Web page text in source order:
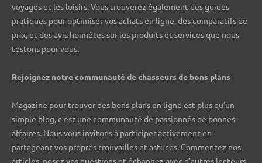
voyages et les loisirs. Vous trouverez également des guides
pratiques pour optimiser vos achats en ligne, des comparatifs de
prix, et des avis honnêtes sur les produits et services que nous
testons pour vous.
Rejoignez notre communauté de chasseurs de bons plans ️
Magazine pour trouver des bons plans en ligne est plus qu’un
simple blog, c’est une communauté de passionnés de bonnes
affaires. Nous vous invitons à participer activement en
partageant vos propres trouvailles et astuces. Commentez nos
articles, posez vos questions et échangez avec d’autres lecteurs